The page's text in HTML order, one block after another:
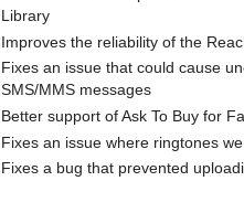
Library
Improves the reliability of the
Fixes an issue that could cause
SMS/MMS messages
Better support of Ask To Buy for
Fixes an issue where ringtones
Fixes a bug that prevented